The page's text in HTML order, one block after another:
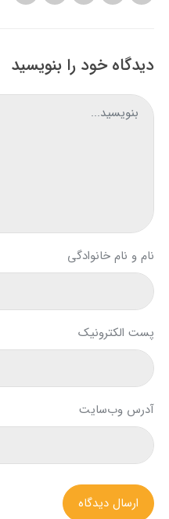
دیدگاه خود را بنویسید
نام و نام خانوادگی
پست الکترونیک
آدرس وب‌سایت
ارسال دیدگاه